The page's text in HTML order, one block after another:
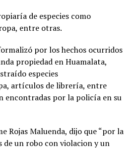
de especies como
entre otras.
por los hechos ocurridos
propiedad en Huamalata,
especies
artículos de librería, entre
encontradas por la policía en su
Rojas Maluenda, dijo que “por la
de un robo con violacion y un